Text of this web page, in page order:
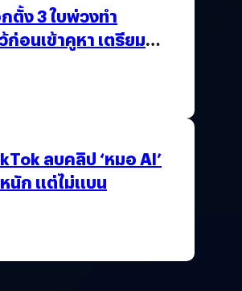
ตั้ง 3 ใบพ่วงทำ
ก่อนเข้าคูหา เตรียม
ลบคลิป ‘หมอ AI’
นัก แต่ไม่แบน